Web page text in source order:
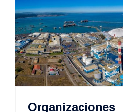
Organizaciones